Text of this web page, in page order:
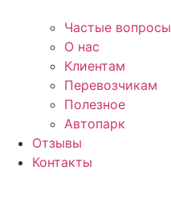
Частые вопросы
О нас
Клиентам
Перевозчикам
Полезное
Автопарк
Отзывы
Контакты